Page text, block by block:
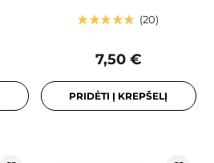
20
7,50 €
PRIDĖTI Į KREPŠELĮ